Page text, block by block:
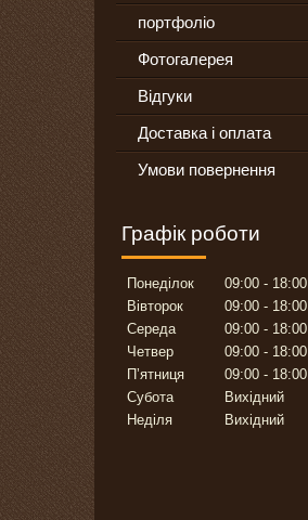
портфоліо
Фотогалерея
Відгуки
Доставка і оплата
Умови повернення
Графік роботи
Понеділок 09:00
18:00
Вівторок
09:00
18:00
Середа
09:00
18:00
Четвер
09:00
18:00
Пʼятниця
09:00
18:00
Субота
Вихідний
Неділя
Вихідний